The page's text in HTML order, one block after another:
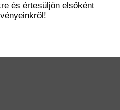
és értesüljön elsőként